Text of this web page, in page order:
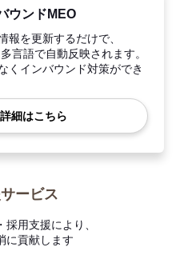
ウンドMEO
報を更新するだけで、
言語で自動反映されます。
くインバウンド対策ができ
詳細はこちら
ービス
用支援により、
に貢献します